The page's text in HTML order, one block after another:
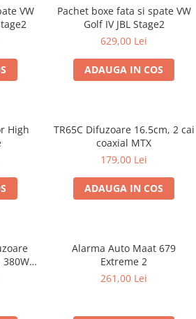
VW
Pachet boxe fata si spate VW
Golf IV JBL Stage2
629,00 Lei
ADAUGA IN COS
High
TR65C Difuzoare 16.5cm, 2 cai
coaxial MTX
179,00 Lei
ADAUGA IN COS
Alarma Auto Maat 679
Extreme 2
261,00 Lei